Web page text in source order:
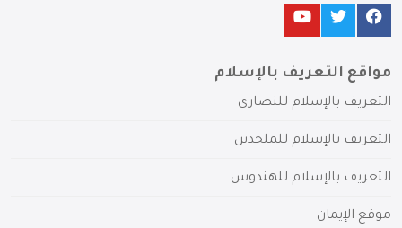
مواقع التعريف بالإسلام
التعريف بالإسلام للنصارى
التعريف بالإسلام للملحدين
التعريف بالإسلام للهندوس
موقع الإيمان